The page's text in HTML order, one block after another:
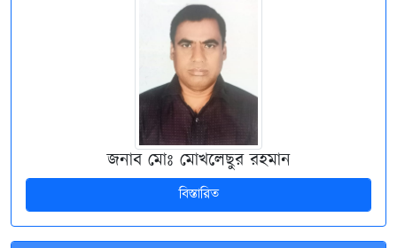
জনাব মোঃ মোখলেছুর রহমান
বিস্তারিত